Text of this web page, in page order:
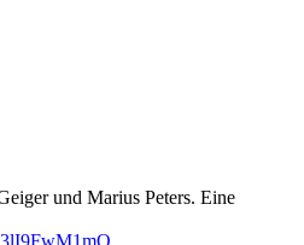
und Marius Peters. Eine